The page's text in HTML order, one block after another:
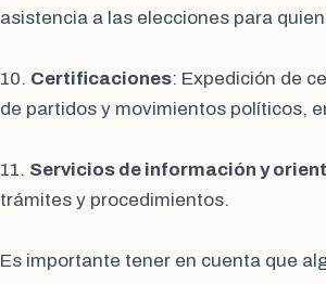
asistencia a las elecciones para
10. Certificaciones: Expedición de
de partidos y movimientos políticos,
11. Servicios de información y
trámites y procedimientos.
Es importante tener en cuenta que